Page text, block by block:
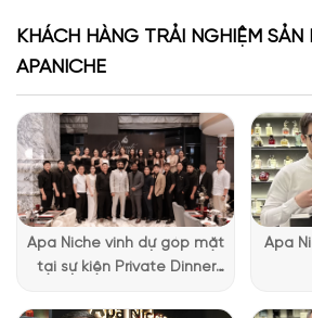
Thiết kế của Orpheon Diptyque
thanh lịch và tinh tế của Diptyque
KHÁCH HÀNG TRẢI NGHIỆM SẢN
APANICHE
Apa Niche vinh dự góp mặt
tại sự kiện Private Dinner
Apa